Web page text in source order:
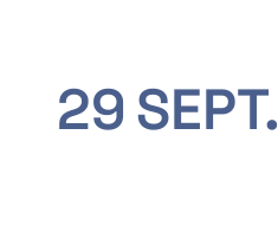
29SEPT.